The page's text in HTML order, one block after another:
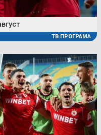
ТВ ПРОГРАМА